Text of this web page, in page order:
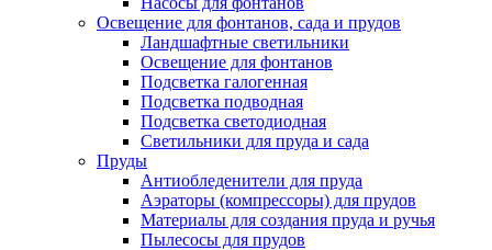
Освещение для фонтанов, сада и прудов
Ландшафтные светильники
Освещение для фонтанов
Подсветка галогенная
Подсветка подводная
Подсветка светодиодная
Светильники для пруда и сада
Пруды
Антиобледенители для пруда
Аэраторы (компрессоры) для прудов
Материалы для создания пруда и ручья
Пылесосы для прудов